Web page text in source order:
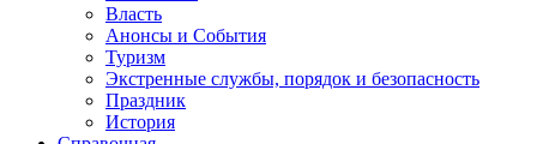
Власть
Анонсы и События
Туризм
Экстренные службы, порядок и безопасность
Праздник
История